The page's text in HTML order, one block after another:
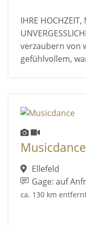
IHRE HOCHZEIT,
verzaubern von
gefühlvollem,
Musicdance
Ellefeld
Gage: auf
ca. 130 km